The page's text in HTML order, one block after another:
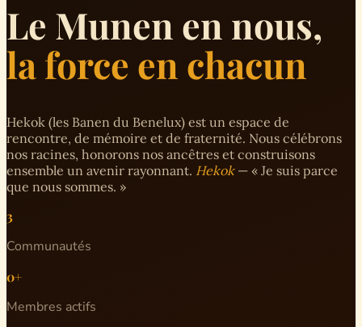
Le Munen en nous,
la force en chacun
Hekok (les Banen du Benelux) est un espace de
rencontre, de mémoire et de fraternité. Nous célébrons
nos racines, honorons nos ancêtres et construisons
ensemble un avenir rayonnant. Hekok— « Je suis parce
que nous sommes. »
3
Communautés
0+
Membres actifs